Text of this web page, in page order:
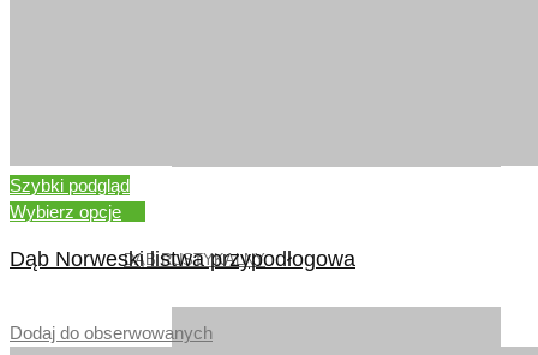
DĄB RUSTYKALNY
Szybki podgląd
Wybierz opcje
Dąb Norweski listwa przypodłogowa
Dodaj do obserwowanych